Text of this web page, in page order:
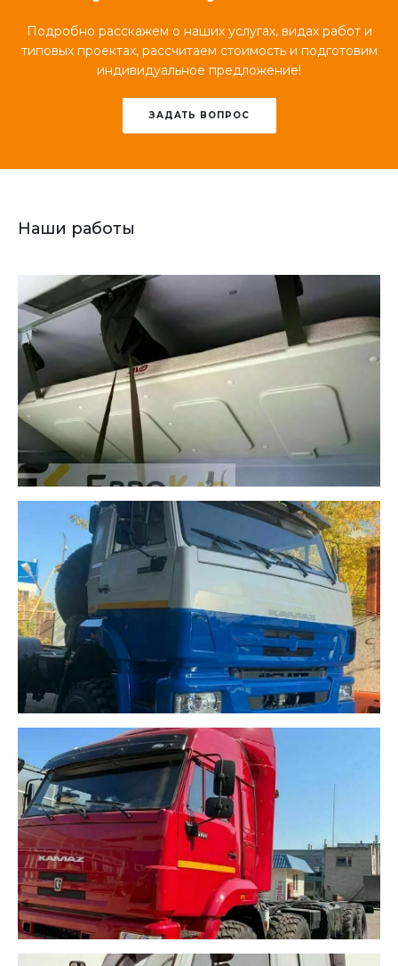
Подробно расскажем о наших услугах, видах работ и
типовых проектах, рассчитаем стоимость и подготовим
индивидуальное предложение!
ЗАДАТЬ ВОПРОС
Наши работы